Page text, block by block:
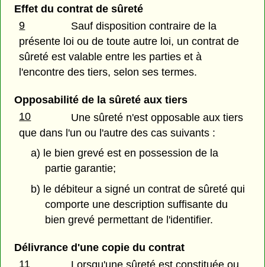
Effet du contrat de sûreté
9
Sauf disposition contraire de la
présente loi ou de toute autre loi, un contrat de
sûreté est valable entre les parties et à
l'encontre des tiers, selon ses termes.
Opposabilité de la sûreté aux tiers
10
Une sûreté n'est opposable aux tiers
que dans l'un ou l'autre des cas suivants :
a) le bien grevé est en possession de la
partie garantie;
b) le débiteur a signé un contrat de sûreté qui
comporte une description suffisante du
bien grevé permettant de l'identifier.
Délivrance d'une copie du contrat
11